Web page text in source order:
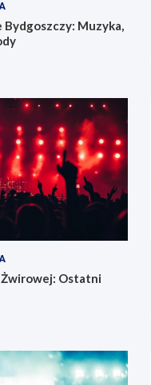
Muzyka,
Żwirowej: Ostatni